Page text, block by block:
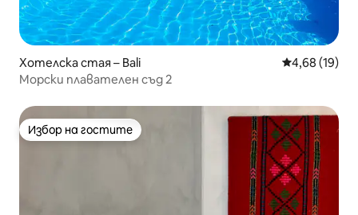
Хотелска стая – Bali Средна
4,68 (19)
Морски плавателен съд 2
Избор на гостите
Избор на гостите